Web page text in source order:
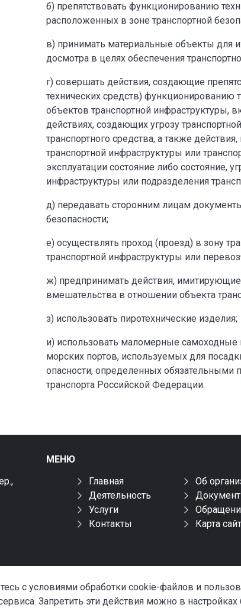
б) препятствовать функционированию
расположенных в зоне транспортной
в) принимать материальные объекты для
досмотра в целях обеспечения
г) совершать действия, создающие
технических средств) функционированию
объектов транспортной инфраструктуры,
действиях, создающих угрозу
транспортного средства, а также
транспортной инфраструктуры или
эксплуатации состояние либо состояние,
инфраструктуры или подразделения
д) передавать сторонним лицам
безопасности;
е) осуществлять проход (проезд) в зону
транспортной инфраструктуры или
ж) предпринимать действия,
вмешательства в отношении объекта
з) использовать пиротехнические изделия;
и) использовать маломерные самоходные
морских портов, используемых для
опасности, определенных
транспорта Российской Федерации.
МЕНЮ
Главная
Об
Деятельность
Услуги
Контакты
Карта
с условиями обработки cookie-файлов и
Запретить эти действия можно в настройках